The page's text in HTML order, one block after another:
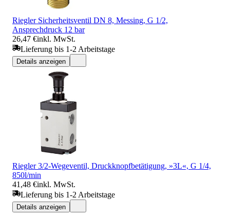
Riegler Sicherheitsventil DN 8, Messing, G 1/2,
Ansprechdruck 12 bar
26,47 €inkl. MwSt.
Lieferung bis 1-2 Arbeitstage
Details anzeigen
Riegler 3/2-Wegeventil, Druckknopfbetätigung, »3L«, G 1/4,
850l/min
41,48 €inkl. MwSt.
Lieferung bis 1-2 Arbeitstage
Details anzeigen